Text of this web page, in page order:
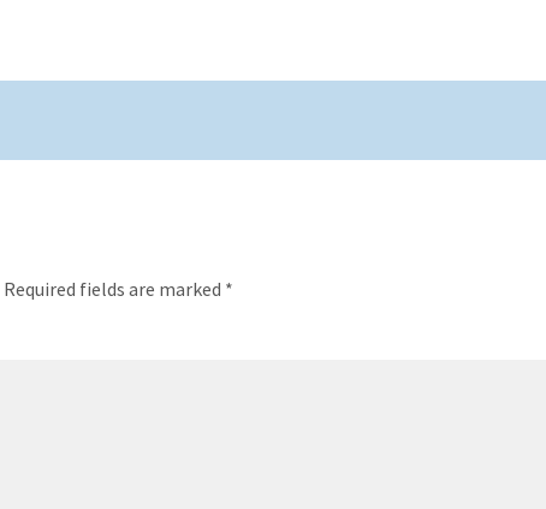
Required fields are marked *